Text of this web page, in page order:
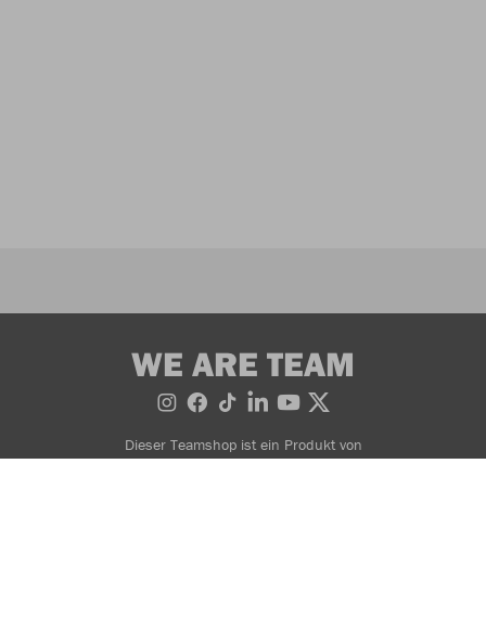
WE ARE TEAM
Dieser Teamshop ist ein Produkt von